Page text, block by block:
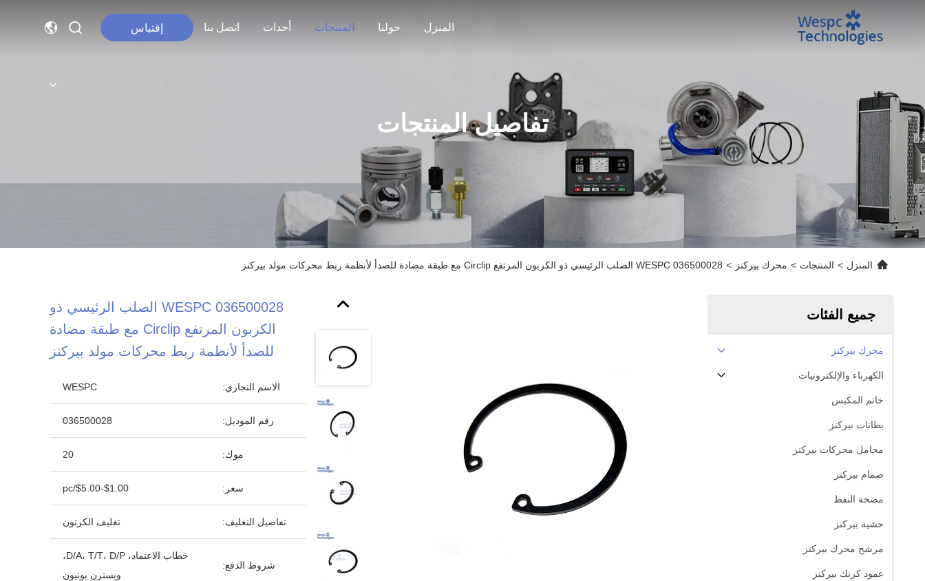
المنزل حولنا المنتجات أحداث اتصل بنا إقتباس
تفاصيل المنتجات
المنزل > المنتجات > محرك بيركنز > WESPC 036500028 الصلب الرئيسي ذو الكربون المرتفع Circlip مع طبقة مضادة للصدأ لأنظمة ربط محركات مولد بيركنز
جميع الفئات
محرك بيركنز
الكهرباء والإلكترونيات
خاتم المكبس
بطانات بيركنز
محامل محركات بيركنز
صمام بيركنز
مضخة النفط
حشية بيركنز
مرشح محرك بيركنز
عمود كرنك بيركنز
WESPC 036500028 الصلب الرئيسي ذو
الكربون المرتفع Circlip مع طبقة مضادة
للصدأ لأنظمة ربط محركات مولد بيركنز
الاسم التجاري: WESPC
رقم الموديل: 036500028
موك: 20
سعر: $1.00-$5.00/pc
تفاصيل التغليف: تغليف الكرتون
شروط الدفع:
خطاب الاعتماد، D/A، T/T، D/P،
ويسترن يونيون